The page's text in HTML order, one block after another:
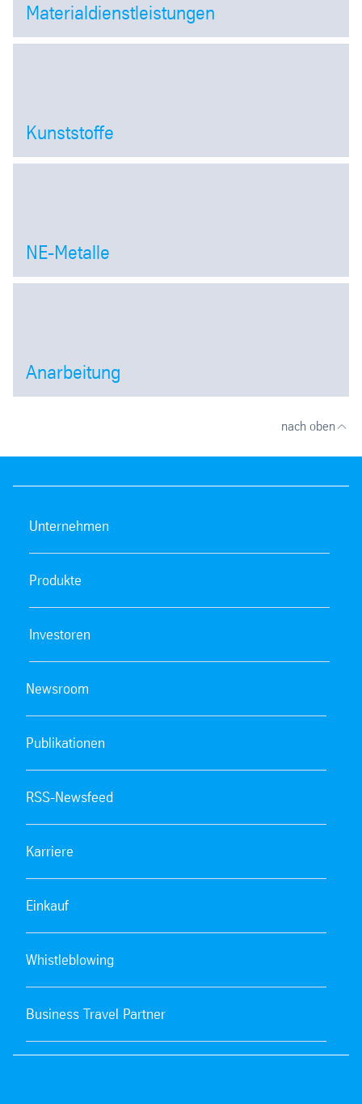
Materialdienstleistungen
Open
Kunststoffe
Open
NE-Metalle
Open
Anarbeitung
nach oben
Unternehmen
Produkte
Investoren
Newsroom
Publikationen
RSS-Newsfeed
Karriere
Einkauf
Whistleblowing
Business Travel Partner